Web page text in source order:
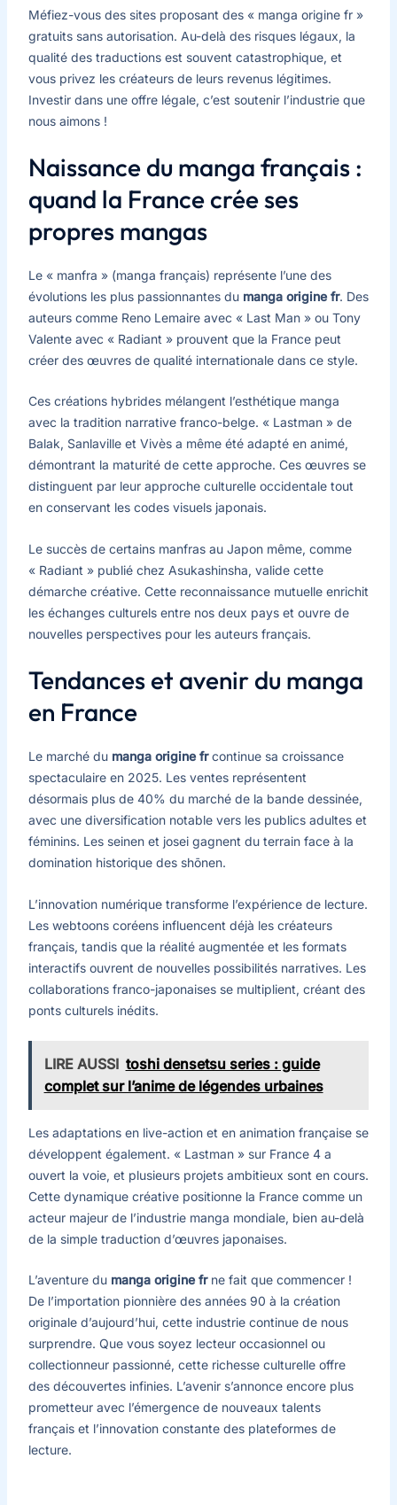
Méfiez-vous des sites proposant des « manga origine fr »
gratuits sans autorisation. Au-delà des risques légaux, la
qualité des traductions est souvent catastrophique, et
vous privez les créateurs de leurs revenus légitimes.
Investir dans une offre légale, c’est soutenir l’industrie que
nous aimons !
Naissance du manga français :
quand la France crée ses
propres mangas
Le « manfra » (manga français) représente l’une des
évolutions les plus passionnantes du manga origine fr. Des
auteurs comme Reno Lemaire avec « Last Man » ou Tony
Valente avec « Radiant » prouvent que la France peut
créer des œuvres de qualité internationale dans ce style.
Ces créations hybrides mélangent l’esthétique manga
avec la tradition narrative franco-belge. « Lastman » de
Balak, Sanlaville et Vivès a même été adapté en animé,
démontrant la maturité de cette approche. Ces œuvres se
distinguent par leur approche culturelle occidentale tout
en conservant les codes visuels japonais.
Le succès de certains manfras au Japon même, comme
« Radiant » publié chez Asukashinsha, valide cette
démarche créative. Cette reconnaissance mutuelle enrichit
les échanges culturels entre nos deux pays et ouvre de
nouvelles perspectives pour les auteurs français.
Tendances et avenir du manga
en France
Le marché du manga origine frcontinue sa croissance
spectaculaire en 2025. Les ventes représentent
désormais plus de 40% du marché de la bande dessinée,
avec une diversification notable vers les publics adultes et
féminins. Les seinen et josei gagnent du terrain face à la
domination historique des shōnen.
L’innovation numérique transforme l’expérience de lecture.
Les webtoons coréens influencent déjà les créateurs
français, tandis que la réalité augmentée et les formats
interactifs ouvrent de nouvelles possibilités narratives. Les
collaborations franco-japonaises se multiplient, créant des
ponts culturels inédits.
LIRE AUSSI toshi densetsu series : guide
complet sur l’anime de légendes urbaines
Les adaptations en live-action et en animation française se
développent également. « Lastman » sur France 4 a
ouvert la voie, et plusieurs projets ambitieux sont en cours.
Cette dynamique créative positionne la France comme un
acteur majeur de l’industrie manga mondiale, bien au-delà
de la simple traduction d’œuvres japonaises.
L’aventure du manga origine frne fait que commencer !
De l’importation pionnière des années 90 à la création
originale d’aujourd’hui, cette industrie continue de nous
surprendre. Que vous soyez lecteur occasionnel ou
collectionneur passionné, cette richesse culturelle offre
des découvertes infinies. L’avenir s’annonce encore plus
prometteur avec l’émergence de nouveaux talents
français et l’innovation constante des plateformes de
lecture.